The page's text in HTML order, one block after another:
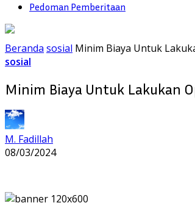
Pedoman Pemberitaan
Beranda sosial Minim Biaya Untuk
sosial
Minim Biaya Untuk Lakukan
M. Fadillah
08/03/2024